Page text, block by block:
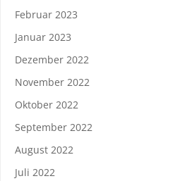
Februar 2023
Januar 2023
Dezember 2022
November 2022
Oktober 2022
September 2022
August 2022
Juli 2022